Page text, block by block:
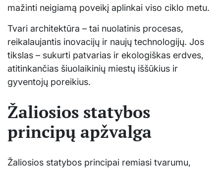
mažinti neigiamą poveikį aplinkai viso ciklo metu.
Tvari architektūra – tai nuolatinis procesas,
reikalaujantis inovacijų ir naujų technologijų. Jos
tikslas – sukurti patvarias ir ekologiškas erdves,
atitinkančias šiuolaikinių miestų iššūkius ir
gyventojų poreikius.
Žaliosios statybos
principų apžvalga
Žaliosios statybos principai remiasi tvarumu,